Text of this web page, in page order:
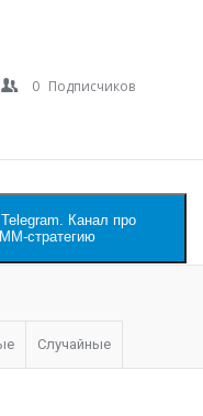
0 Подписчиков
Канал про
стратегию
Случайные